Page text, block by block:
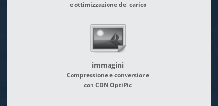
e ottimizzazione del carico
immagini
Compressione e conversione
con CDN OptiPic